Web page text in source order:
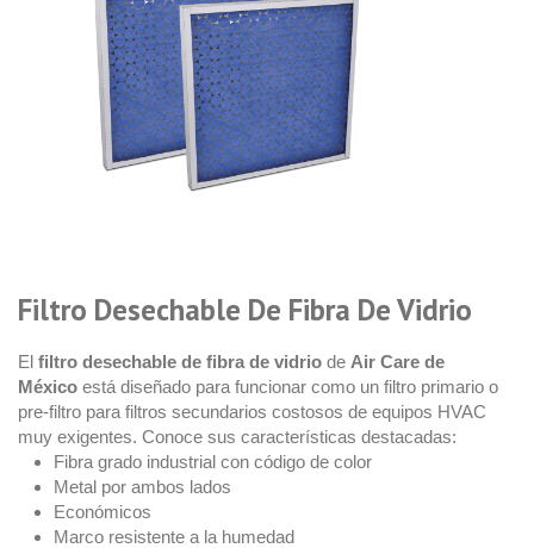
Filtro Desechable De Fibra De Vidrio
El filtro desechable de fibra de vidrio de Air Care de
México está diseñado para funcionar como un filtro primario o
pre-filtro para filtros secundarios costosos de equipos HVAC
muy exigentes. Conoce sus características destacadas:
Fibra grado industrial con código de color
Metal por ambos lados
Económicos
Marco resistente a la humedad